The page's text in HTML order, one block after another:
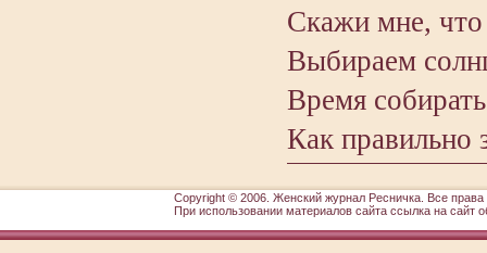
Скажи мне,
Выбираем
Время
Как правильно
Copyright © 2006. Женский журнал Ресничка . Все
При использовании материалов сайта ссылка на сайт